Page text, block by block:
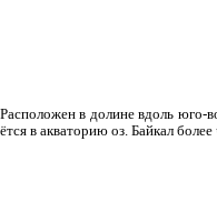
Рас­положен в долине вдоль юго-
ётся в акваторию оз. Байкал